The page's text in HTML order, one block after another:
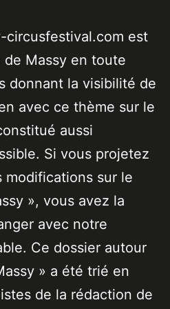
circusfestival.com est
Massy en toute
donnant la visibilité de
avec ce thème sur le
aussi
Si vous projetez
modifications sur le
», vous avez la
avec notre
Ce dossier autour
» a été trié en
de la rédaction de